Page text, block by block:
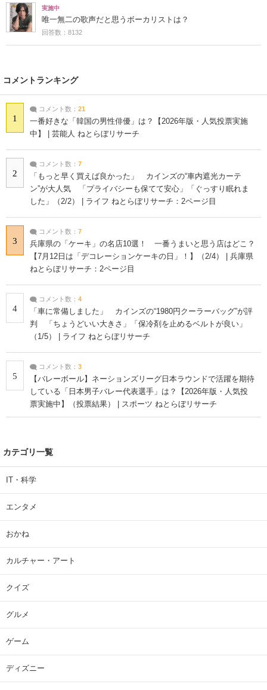
実施中
唯一無二の歌声だと思うボーカリストは？
回答数：8132
コメントランキング
1
コメント数： 21
一番好きな「韓国の男性俳優」は？【2026年版・人気投票実施
中】 | 芸能人 ねとらぼリサーチ
2
コメント数： 7
「もっと早く買えば良かった」 カインズの“車内遮光カーテ
ン”が大人気 「プライバシーも保てて安心」「ぐっすり眠れま
した」（2/2） | ライフ ねとらぼリサーチ：2ページ目
3
コメント数： 7
兵庫県の「ケーキ」の名店10選！ 一番うまいと思う店はどこ？
【7月12日は「デコレーションケーキの日」！】（2/4） | 兵庫県
ねとらぼリサーチ：2ページ目
4
コメント数： 4
「車に常備しました」 カインズの“1980円クーラーバッグ”が評
判 「ちょうどいい大きさ」「保冷剤を止めるベルトが良い」
（1/5） | ライフ ねとらぼリサーチ
5
コメント数： 3
【バレーボール】ネーションズリーグ日本ラウンドで活躍を期待
している「日本男子バレー代表選手」は？【2026年版・人気投
票実施中】（投票結果） | スポーツ ねとらぼリサーチ
カテゴリ一覧
IT・科学
エンタメ
おかね
カルチャー・アート
クイズ
グルメ
ゲーム
ディズニー